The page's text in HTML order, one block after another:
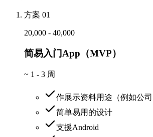
方案 01
20,000 - 40,000
简易入门App（MVP）
~ 1 - 3 周
作展示资料用途（例如公司
简单易用的设计
支援Android